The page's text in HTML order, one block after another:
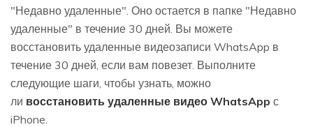
"Недавно удаленные". Оно остается в папке "Недавно
удаленные" в течение 30 дней. Вы можете
восстановить удаленные видеозаписи WhatsApp в
течение 30 дней, если вам повезет. Выполните
следующие шаги, чтобы узнать, можно
ли восстановить удаленные видео WhatsApp с
iPhone.